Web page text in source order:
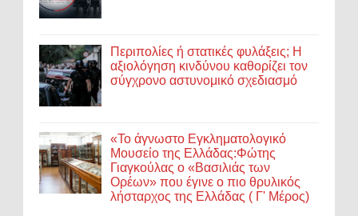
Περιπολίες ή στατικές φυλάξεις; Η
αξιολόγηση κινδύνου καθορίζει τον
σύγχρονο αστυνομικό σχεδιασμό
«Το άγνωστο Εγκληματολογικό
Μουσείο της Ελλάδας:Φώτης
Γιαγκούλας ο «Βασιλιάς των
Ορέων» που έγινε ο πιο θρυλικός
λήσταρχος της Ελλάδας ( Γ' Μέρος)